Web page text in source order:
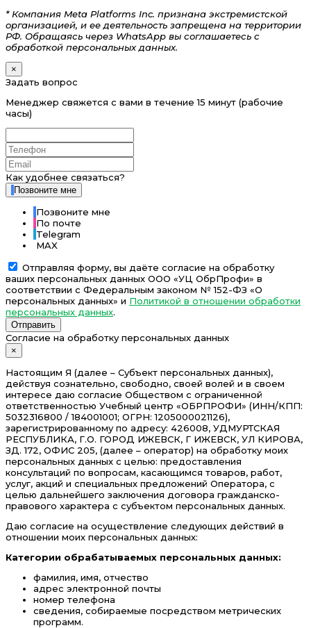
* Компания Meta Platforms Inc. признана экстремистской
организацией, и ее деятельность запрещена на территории
РФ. Обращаясь через WhatsApp вы соглашаетесь с
обработкой персональных данных.
×
Задать вопрос
Менеджер свяжется с вами в течение 15 минут (рабочие
часы)
Как удобнее связаться?
Позвоните мне
Позвоните мне
По почте
Telegram
MAX
Отправляя форму, вы даёте согласие на обработку
ваших персональных данных ООО «УЦ ОбрПрофи» в
соответствии с Федеральным законом № 152-ФЗ «О
персональных данных» и Политикой в отношении обработки
персональных данных.
Отправить
Согласие на обработку персональных данных
×
Настоящим Я (далее – Субъект персональных данных),
действуя сознательно, свободно, своей волей и в своем
интересе даю согласие Обществом с ограниченной
ответственностью Учебный центр «ОБРПРОФИ» (ИНН/КПП:
5032316800 / 184001001; ОГРН: 1205000021126),
зарегистрированному по адресу: 426008, УДМУРТСКАЯ
РЕСПУБЛИКА, Г.О. ГОРОД ИЖЕВСК, Г ИЖЕВСК, УЛ КИРОВА,
ЗД. 172, ОФИС 205, (далее – оператор) на обработку моих
персональных данных с целью: предоставления
консультаций по вопросам, касающимся товаров, работ,
услуг, акций и специальных предложений Оператора, с
целью дальнейшего заключения договора гражданско-
правового характера с субъектом персональных данных.
Даю согласие на осуществление следующих действий в
отношении моих персональных данных:
Категории обрабатываемых персональных данных:
фамилия, имя, отчество
адрес электронной почты
номер телефона
сведения, собираемые посредством метрических
программ.